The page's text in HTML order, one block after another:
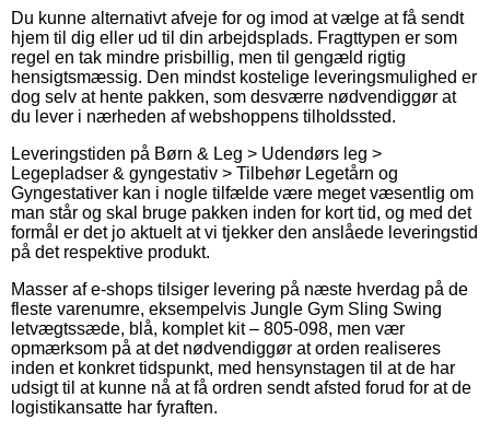
Du kunne alternativt afveje for og imod at vælge at få sendt
hjem til dig eller ud til din arbejdsplads. Fragttypen er som
regel en tak mindre prisbillig, men til gengæld rigtig
hensigtsmæssig. Den mindst kostelige leveringsmulighed er
dog selv at hente pakken, som desværre nødvendiggør at
du lever i nærheden af webshoppens tilholdssted.
Leveringstiden på Børn & Leg > Udendørs leg >
Legepladser & gyngestativ > Tilbehør Legetårn og
Gyngestativer kan i nogle tilfælde være meget væsentlig om
man står og skal bruge pakken inden for kort tid, og med det
formål er det jo aktuelt at vi tjekker den anslåede leveringstid
på det respektive produkt.
Masser af e-shops tilsiger levering på næste hverdag på de
fleste varenumre, eksempelvis Jungle Gym Sling Swing
letvægtssæde, blå, komplet kit – 805-098, men vær
opmærksom på at det nødvendiggør at orden realiseres
inden et konkret tidspunkt, med hensynstagen til at de har
udsigt til at kunne nå at få ordren sendt afsted forud for at de
logistikansatte har fyraften.